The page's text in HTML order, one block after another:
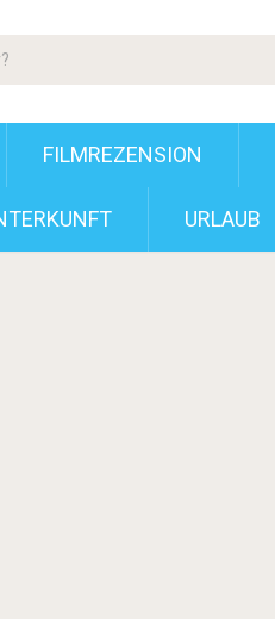
FILMREZENSION
URLAUB